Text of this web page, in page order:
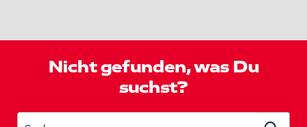
Nicht gefunden, was Du
suchst?